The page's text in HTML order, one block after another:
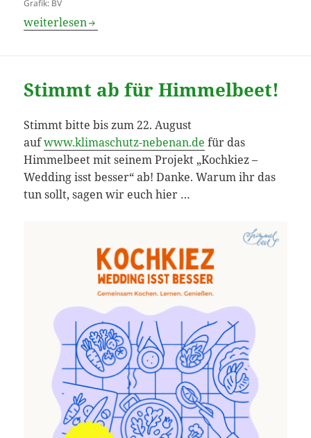
Grafik: BV
Film und Ausstellung über Frauen in der Westsahara
weiterlesen
Stimmt ab für Himmelbeet!
Stimmt bitte bis zum 22. August
aufwww.klimaschutz-nebenan.de für das
Himmelbeet mit seinem Projekt „Kochkiez –
Wedding isst besser“ ab! Danke. Warum ihr das
tun sollt, sagen wir euch hier …